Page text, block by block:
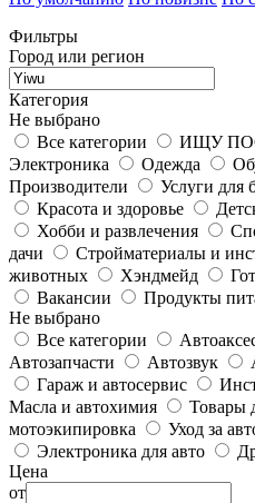
Фильтры
Город или регион
Категория
Не выбрано
Все категории
ИЩУ
Электроника
Одежда
Производители
Услуги для
Красота и здоровье
Хобби и развлечения
дачи
Стройматериалы и
животных
Хэндмейд
Вакансии
Продукты
Не выбрано
Все категории
Автозапчасти
Автозвук
Гараж и автосервис
Масла и автохимия
Товары
мотоэкипировка
Уход за
Электроника для авто
Цена
от